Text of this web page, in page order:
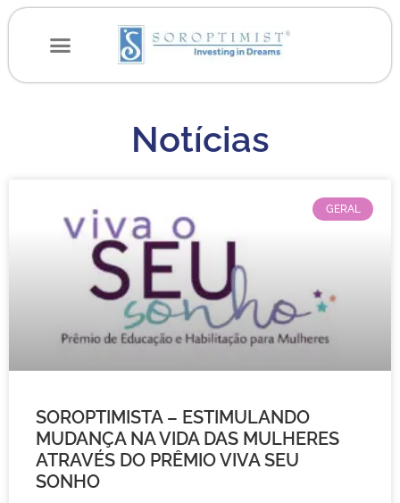
Notícias
GERAL
SOROPTIMISTA – ESTIMULANDO
MUDANÇA NA VIDA DAS MULHERES
ATRAVÉS DO PRÊMIO VIVA SEU
SONHO